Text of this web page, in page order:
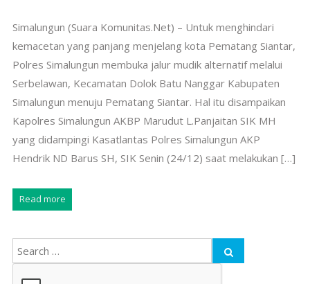
Simalungun (Suara Komunitas.Net) – Untuk menghindari
kemacetan yang panjang menjelang kota Pematang Siantar,
Polres Simalungun membuka jalur mudik alternatif melalui
Serbelawan, Kecamatan Dolok Batu Nanggar Kabupaten
Simalungun menuju Pematang Siantar. Hal itu disampaikan
Kapolres Simalungun AKBP Marudut L.Panjaitan SIK MH
yang didampingi Kasatlantas Polres Simalungun AKP
Hendrik ND Barus SH, SIK Senin (24/12) saat melakukan […]
Read more